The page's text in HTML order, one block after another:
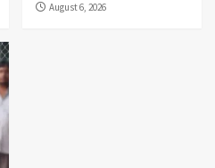
August 6, 2026